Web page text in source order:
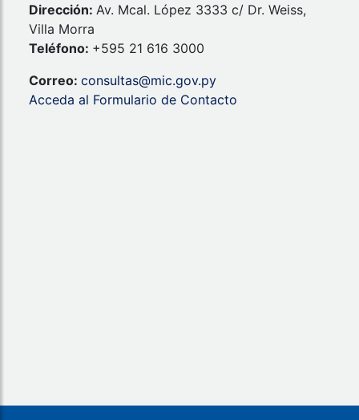
Dirección: Av. Mcal. López 3333 c/ Dr. Weiss,
Villa Morra
Teléfono: +595 21 616 3000
Correo: consultas@mic.gov.py
Acceda al Formulario de Contacto